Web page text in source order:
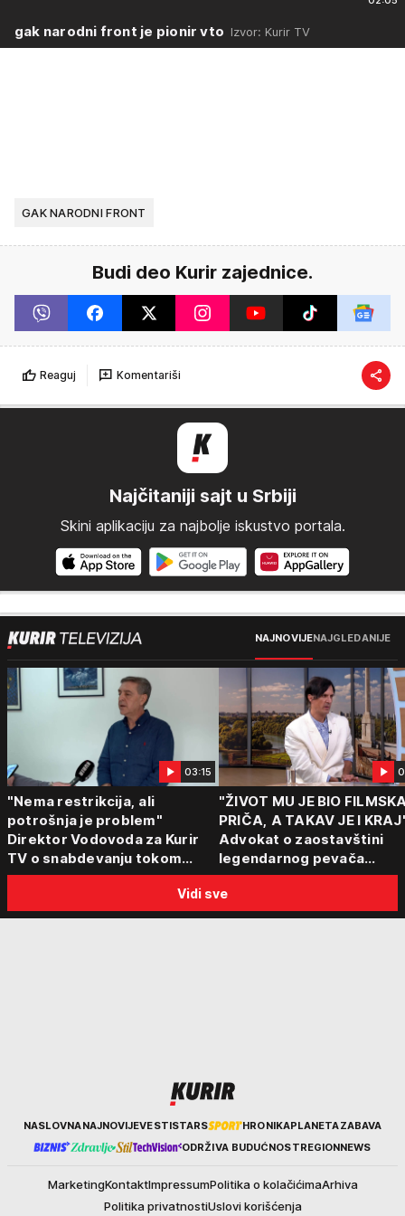
gak narodni front je pionir vto Izvor: Kurir TV
GAK NARODNI FRONT
Budi deo Kurir zajednice.
Reaguj Komentariši
Najčitaniji sajt u Srbiji
Skini aplikaciju za najbolje iskustvo portala.
NAJNOVIJENAJGLEDANIJE
03:15
"Nema restrikcija, ali
potrošnja je problem"
Direktor Vodovoda za Kurir
TV o snabdevanju tokom
toplotnog talasa - Poznato
kakva je situacija sa vodom
"ŽIVOT MU JE BIO
PRIČA, A TAKAV JE I
Advokat o zaostavštini
legendarnog pevača
Predraga Živkovića
"Isključenje iz testamenta
moguće"
Vidi sve
KurirNASLOVNANAJNOVIJEVESTISTARS HRONIKAPLANETAZABAVA
ODRŽIVA BUDUĆNOSTREGIONNEWS
MarketingKontaktImpressumPolitika o kolačićimaArhiva
Politika privatnostiUslovi korišćenja